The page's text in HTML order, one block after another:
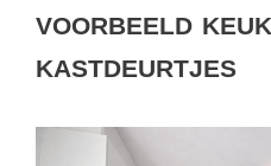
voorbeeld
kastdeurtjes